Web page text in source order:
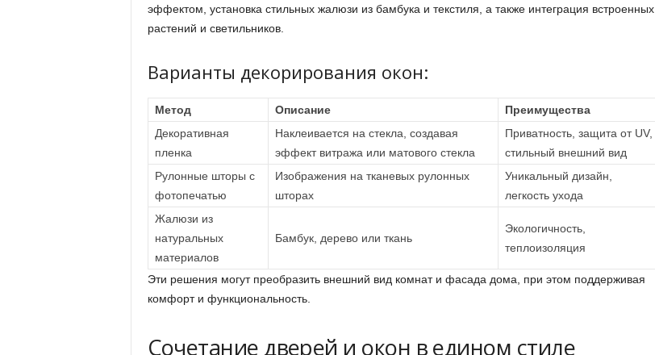
эффектом, установка стильных жалюзи из бамбука и текстиля, а также интеграция встроенных
растений и светильников.
Варианты декорирования окон:
Метод Описание
Преимущества
Декоративная
пленка
Наклеивается на стекла, создавая
эффект витража или матового стекла
Приватность, защита от UV,
стильный внешний вид
Рулонные шторы с
фотопечатью
Изображения на тканевых рулонных
шторах
Уникальный дизайн,
легкость ухода
Жалюзи из
натуральных
материалов
Бамбук, дерево или ткань
Экологичность,
теплоизоляция
Эти решения могут преобразить внешний вид комнат и фасада дома, при этом поддерживая
комфорт и функциональность.
Сочетание дверей и окон в едином стиле